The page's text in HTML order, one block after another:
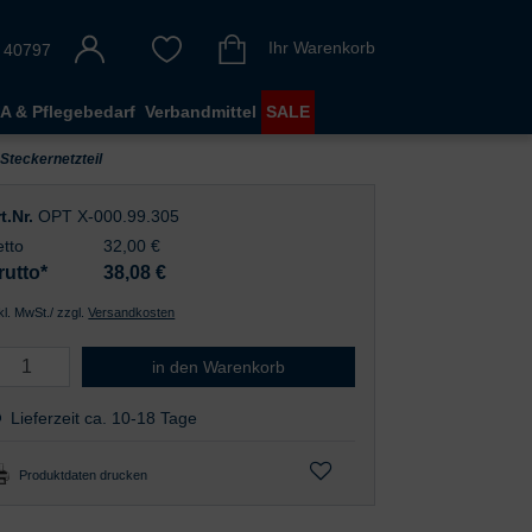
Ihr Warenkorb
& Pflegebedarf Verbandmittel SALE
OPT X-000.99.305
32,00 €
38,08 €
MwSt./ zzgl.Versandkosten
E4-USB Medizinisch zugelassenes Steckernetzteil
in den Warenkorb
Lieferzeit ca. 10-18 Tage
Produktdaten drucken